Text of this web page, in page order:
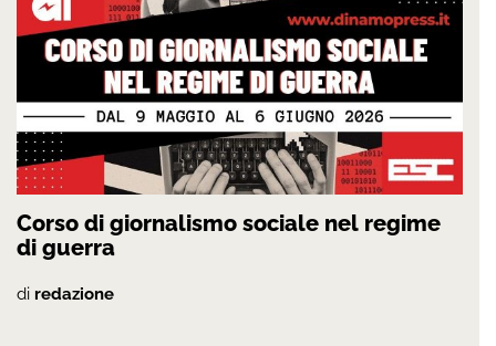
Corso di giornalismo sociale nel regime
di guerra
di redazione